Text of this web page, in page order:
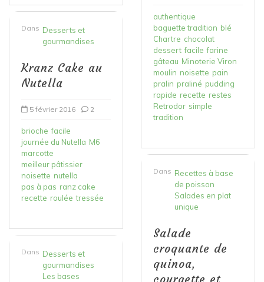
Dans Desserts et
gourmandises
Kranz Cake au
Nutella
5 février 2016 2
brioche facile
journée du Nutella M6
marcotte
meilleur pâtissier
noisette nutella
pas à pas ranz cake
recette roulée tressée
Dans Desserts et
gourmandises
Les bases
authentique
baguette tradition blé
Chartre chocolat
dessert facile farine
gâteau Minoterie Viron
moulin noisette pain
pralin praliné pudding
rapide recette restes
Retrodor simple
tradition
Dans Recettes à base
de poisson
Salades en plat
unique
Salade
croquante de
quinoa,
courgette et